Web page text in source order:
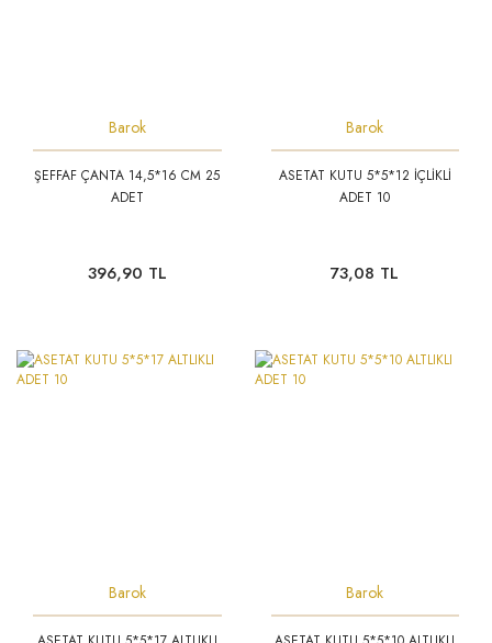
Barok
ŞEFFAF ÇANTA 14,5*16 CM 25
ADET
396,90 TL
Barok
ASETAT KUTU 5*5*12 İÇLİKLİ
ADET 10
73,08 TL
Barok Barok